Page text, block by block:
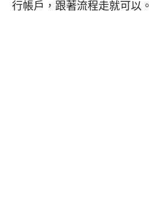
行帳戶，跟著流程走就可以。